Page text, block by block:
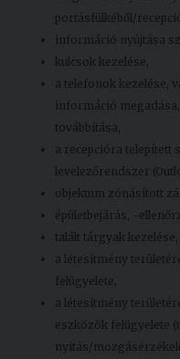
portásfülkéből/
információ nyújtása
kulcsok kezelése,
a telefonok kezelése,
információ
továbbítása,
a recepcióra telepített
levelezőrendszer
objektum zónásított
épületbejárás, -
talált tárgyak kezelése,
a létesítmény
felügyelete,
a létesítmény
eszközök felügyelete
nyitás/